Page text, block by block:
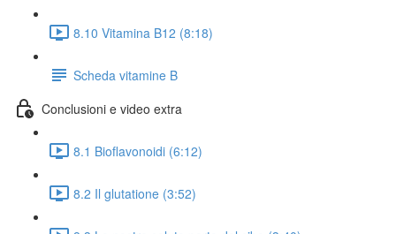
8.10 Vitamina B12 (8:18)
Scheda vitamine B
Conclusioni e video extra
8.1 Bioflavonoidi (6:12)
8.2 Il glutatione (3:52)